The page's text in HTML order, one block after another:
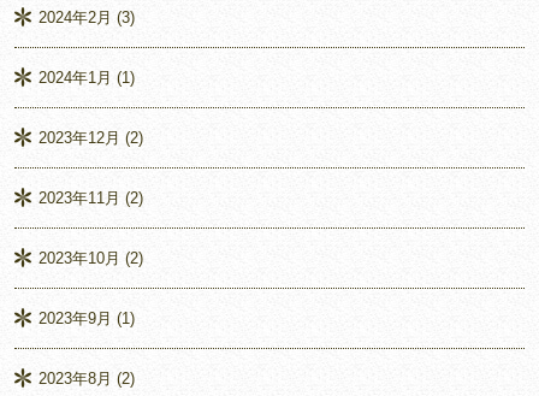
2024年2月 (3)
2024年1月 (1)
2023年12月 (2)
2023年11月 (2)
2023年10月 (2)
2023年9月 (1)
2023年8月 (2)